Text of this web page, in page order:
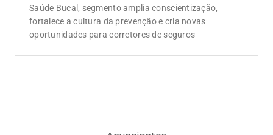
Saúde Bucal, segmento amplia conscientização,
fortalece a cultura da prevenção e cria novas
oportunidades para corretores de seguros